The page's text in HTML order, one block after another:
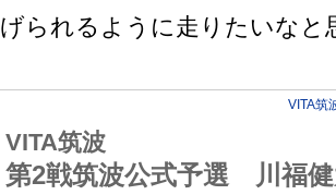
げられるように走りたいなと
VITA筑
VITA筑波
第2戦筑波公式予選 川福